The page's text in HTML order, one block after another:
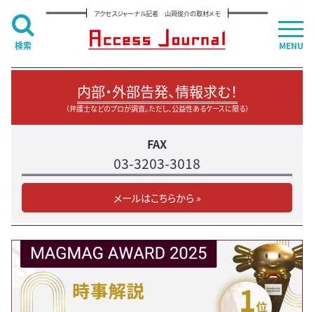
アクセスジャーナル記者 山岡俊介の取材メモ
内部・外部告発、情報求む！
（弁護士などのプロが調査。ただし、公益性あるケースに限る）
FAX
03-3203-3018
メールはこちらから »
MENU
検索